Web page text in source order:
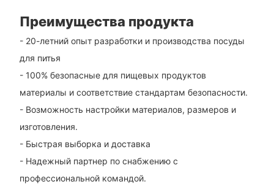
Преимущества продукта
- 20-летний опыт разработки и производства посуды
для питья
- 100% безопасные для пищевых продуктов
материалы и соответствие стандартам безопасности.
- Возможность настройки материалов, размеров и
изготовления.
- Быстрая выборка и доставка
- Надежный партнер по снабжению с
профессиональной командой.